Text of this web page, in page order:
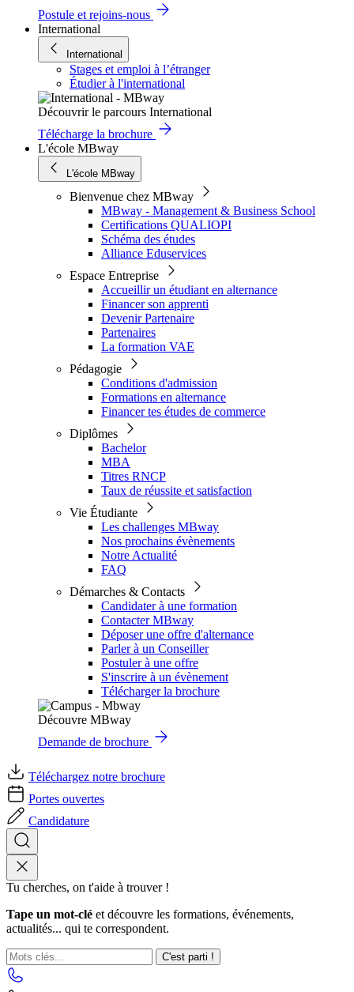
Postule et rejoins-nous
International
International
Stages et emploi à l’étranger
Étudier à l'international
Découvrir le parcours International
Télécharge la brochure
L'école MBway
L'école MBway
Bienvenue chez MBway
MBway - Management & Business School
Certifications QUALIOPI
Schéma des études
Alliance Eduservices
Espace Entreprise
Accueillir un étudiant en alternance
Financer son apprenti
Devenir Partenaire
Partenaires
La formation VAE
Pédagogie
Conditions d'admission
Formations en alternance
Financer tes études de commerce
Diplômes
Bachelor
MBA
Titres RNCP
Taux de réussite et satisfaction
Vie Étudiante
Les challenges MBway
Nos prochains évènements
Notre Actualité
FAQ
Démarches & Contacts
Candidater à une formation
Contacter MBway
Déposer une offre d'alternance
Parler à un Conseiller
Postuler à une offre
S'inscrire à un évènement
Télécharger la brochure
Découvre MBway
Demande de brochure
Téléchargez notre brochure
Portes ouvertes
Candidature
Tu cherches, on t'aide à trouver !
Tape un mot-clé et découvre les formations, événements,
actualités... qui te correspondent.
C'est parti !